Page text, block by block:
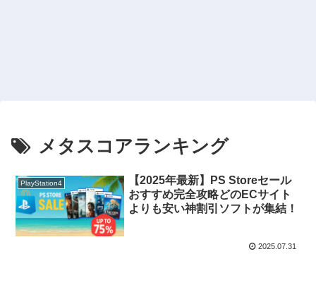
メタスコアランキング
PlayStation4
【2025年最新】PS Storeセール
おすすめ完全攻略どのECサイト
よりも安い神割引ソフトが集結！
2025.07.31